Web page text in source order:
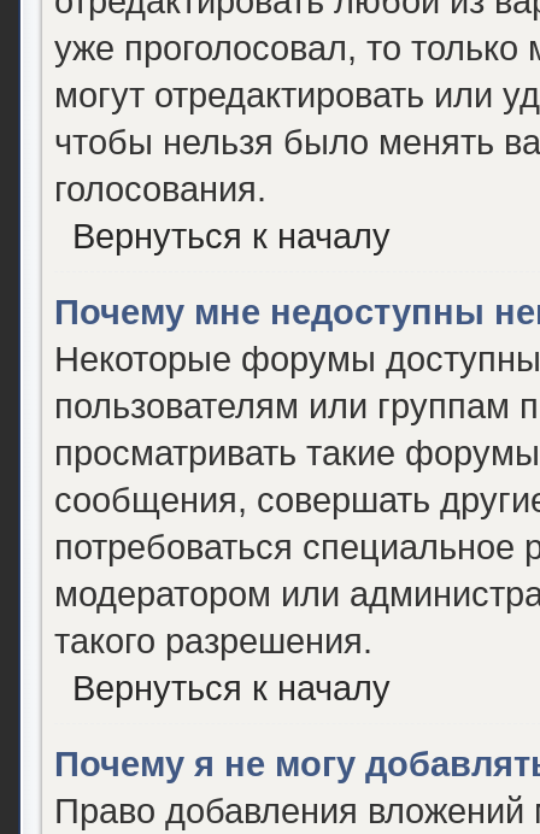
уже проголосовал, то
могут отредактировать или
чтобы нельзя было менять
голосования.
Вернуться к началу
Почему мне недоступны
Некоторые форумы
пользователям или группам
просматривать такие
сообщения, совершать
потребоваться
модератором или
такого разрешения.
Вернуться к началу
Почему я не могу
Право добавления